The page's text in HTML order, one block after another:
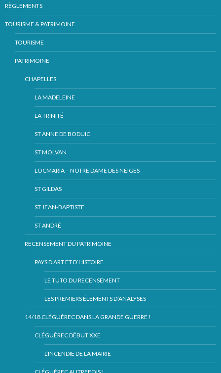
RÈGLEMENTS
TOURISME & PATRIMOINE
TOURISME
PATRIMOINE
CHAPELLES
LA MADELEINE
LA TRINITÉ
ST ANNE DE BODUIC
ST MOLVAN
LOCMARIA – NOTRE DAME DES NEIGES
ST GILDAS
ST JEAN-BAPTISTE
ST ANDRÉ
RECENSEMENT DU PATRIMOINE
PAYS D’ART ET D’HISTOIRE
LE TUTO DU RECENSEMENT
LES PREMIERS ÉLEMENTS D’ANALYSES
14/18 CLÉGUÉREC DANS LA GRANDE GUERRE !
CLÉGUÉREC DÉBUT XXE
L’INCENDIE DE LA MAIRIE